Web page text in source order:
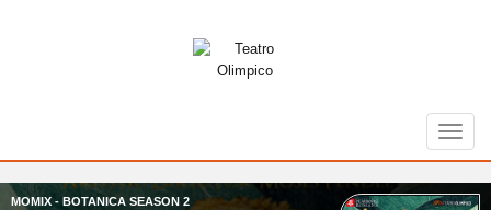
MOMIX - BOTANICA SEASON 2